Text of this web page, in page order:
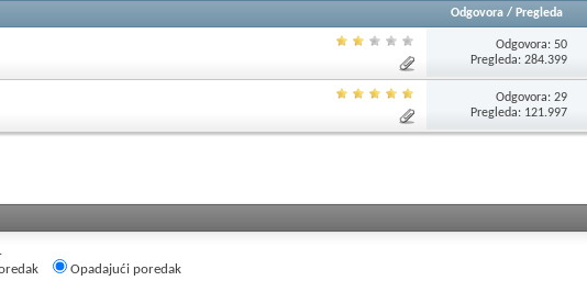
Odgovora / Pregleda
Odgovora:50
Pregleda: 284.399
Odgovora:29
Pregleda: 121.997
Opadajući poredak